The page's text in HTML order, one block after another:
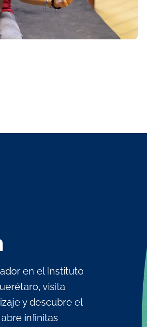
en el Instituto
visita
y descubre el
infinitas